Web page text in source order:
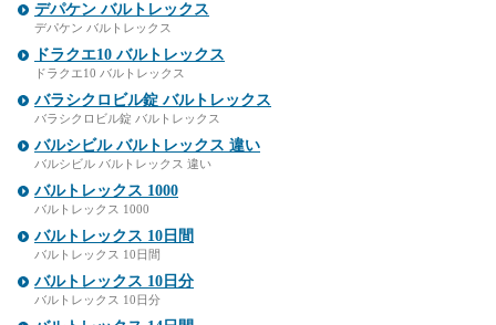
デパケン バルトレックス
デパケン バルトレックス
ドラクエ10 バルトレックス
ドラクエ10 バルトレックス
バラシクロビル錠 バルトレックス
バラシクロビル錠 バルトレックス
バルシビル バルトレックス 違い
バルシビル バルトレックス 違い
バルトレックス 1000
バルトレックス 1000
バルトレックス 10日間
バルトレックス 10日間
バルトレックス 10日分
バルトレックス 10日分